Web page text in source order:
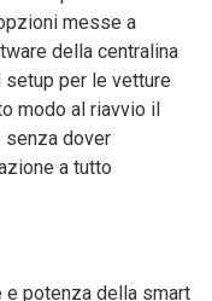
messe a
della centralina
per le vetture
modo al riavvio il
senza dover
a tutto
potenza della smart